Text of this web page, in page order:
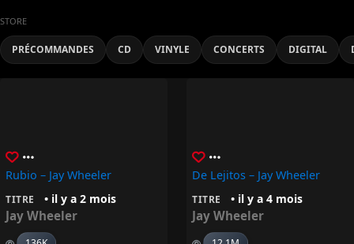
STORE
PRÉCOMMANDES CD VINYLE CONCERTS DIGITAL
Rubio – Jay Wheeler
TITRE • il y a 2 mois
Jay Wheeler
De Lejitos – Jay Wheeler
TITRE • il y a 4 mois
Jay Wheeler